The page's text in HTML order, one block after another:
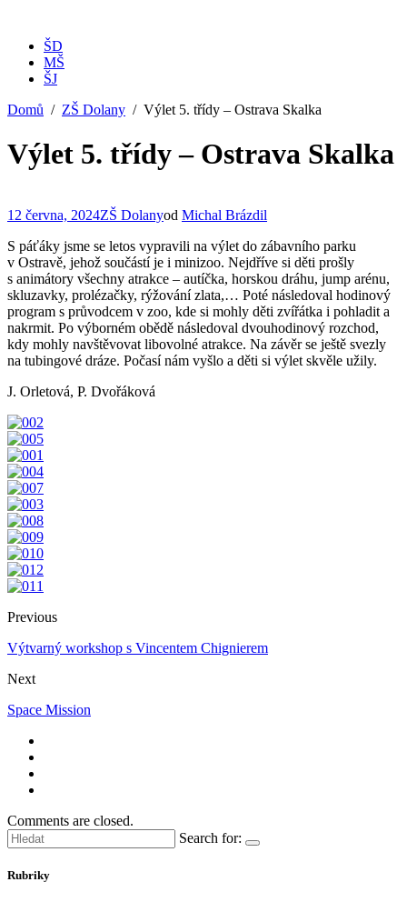
ŠD
MŠ
ŠJ
Domů
ZŠ Dolany Výlet 5. třídy – Ostrava Skalka
Výlet 5. třídy – Ostrava Skalka
12 června, 2024ZŠ Dolanyod Michal Brázdil
S páťáky jsme se letos vypravili na výlet do zábavního parku
v Ostravě, jehož součástí je i minizoo. Nejdříve si děti prošly
s animátory všechny atrakce – autíčka, horskou dráhu, jump arénu,
skluzavky, prolézačky, rýžování zlata,… Poté následoval hodinový
program s průvodcem v zoo, kde si mohly děti zvířátka i pohladit a
nakrmit. Po výborném obědě následoval dvouhodinový rozchod,
kdy mohly navštěvovat libovolné atrakce. Na závěr se ještě svezly
na tubingové dráze. Počasí nám vyšlo a děti si výlet skvěle užily.
J. Orletová, P. Dvořáková
Previous
Výtvarný workshop s Vincentem Chignierem
Next
Space Mission
Comments are closed.
Search for:
Rubriky